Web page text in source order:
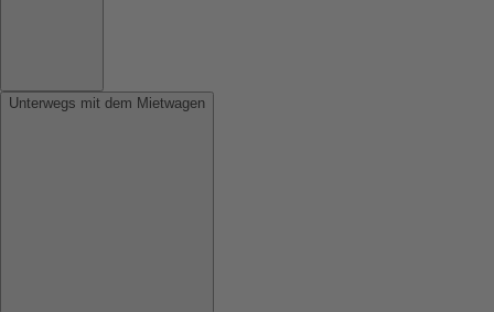
Unterwegs mit dem Mietwagen